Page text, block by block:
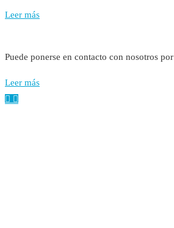
Leer más
Puede ponerse en contacto con nosotros por
Leer más